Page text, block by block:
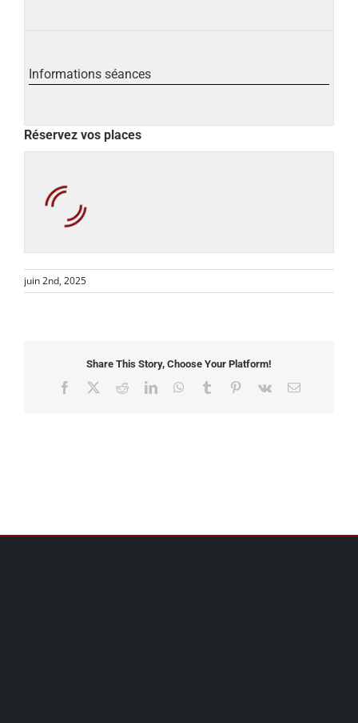
Informations séances
Réservez vos places
juin 2nd, 2025
Share This Story, Choose Your Platform!
Facebook RedditLinkedInWhatsApp
Tumblr Pinterest
Vk Email